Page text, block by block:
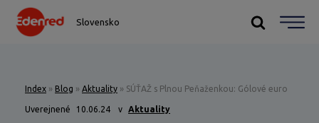
Slovensko
Index » Blog » Aktuality » SÚŤAŽ s Plnou Peňaženkou: Gólové euro
Uverejnené 10.06.24 v Aktuality